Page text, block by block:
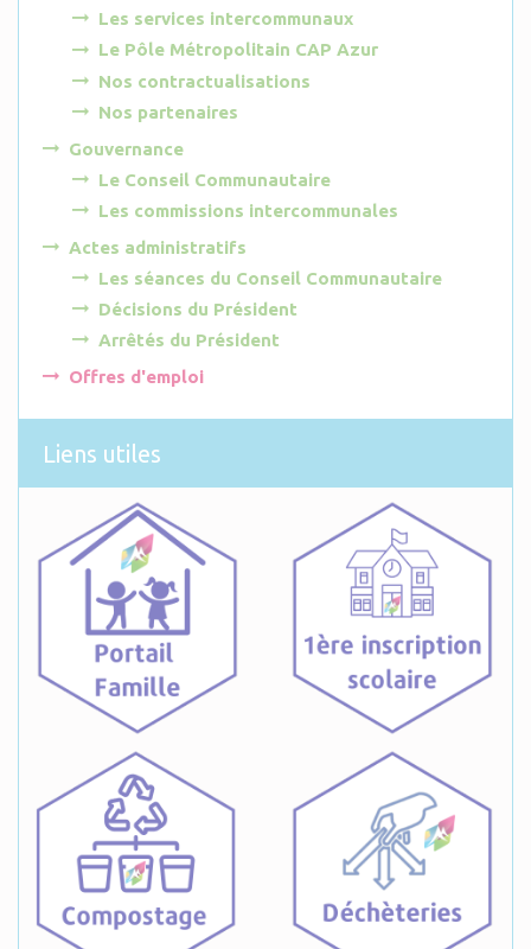
Les services intercommunaux
Le Pôle Métropolitain CAP Azur
Nos contractualisations
Nos partenaires
Gouvernance
Le Conseil Communautaire
Les commissions intercommunales
Actes administratifs
Les séances du Conseil Communautaire
Décisions du Président
Arrêtés du Président
Offres d'emploi
Liens utiles